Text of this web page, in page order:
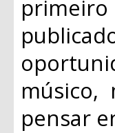
primeiro
pensar